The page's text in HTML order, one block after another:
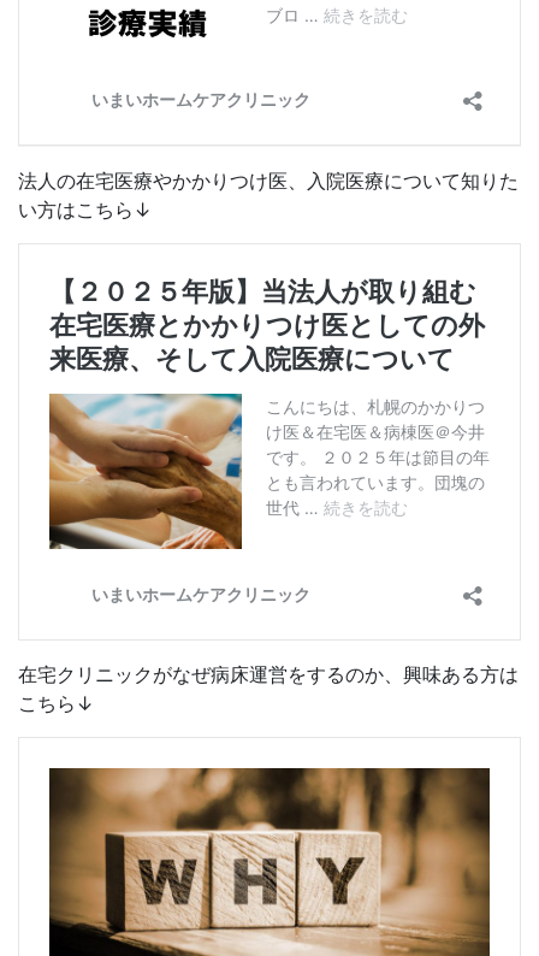
法人の在宅医療やかかりつけ医、入院医療について知りた
い方はこちら↓
在宅クリニックがなぜ病床運営をするのか、興味ある方は
こちら↓